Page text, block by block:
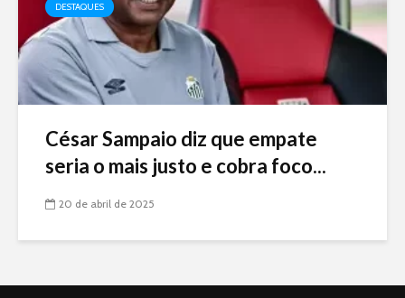
DESTAQUES
César Sampaio diz que empate
seria o mais justo e cobra foco...
20 de abril de 2025